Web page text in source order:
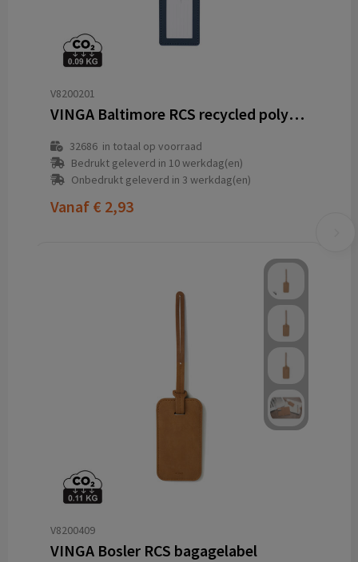
V8200201
VINGA Baltimore RCS recycled polyester bagagelabel
32686in totaal op voorraad
Bedrukt geleverd in 10 werkdag(en)
Onbedrukt geleverd in 3 werkdag(en)
Vanaf € 2,93
V8200409
VINGA Bosler RCS bagagelabel